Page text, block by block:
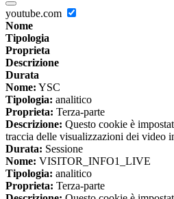
youtube.com
Nome
Tipologia
Proprieta
Descrizione
Durata
Nome: YSC
Tipologia: analitico
Proprieta: Terza-parte
Descrizione: Questo cookie è
traccia delle visualizzazioni dei video
Durata: Sessione
Nome: VISITOR_INFO1_LIVE
Tipologia: analitico
Proprieta: Terza-parte